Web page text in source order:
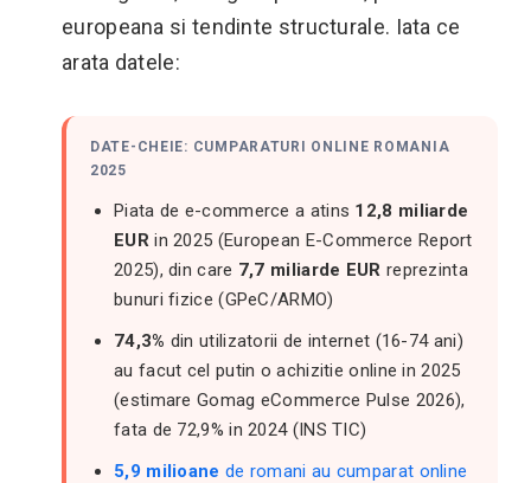
europeana si tendinte structurale. Iata ce
arata datele:
DATE-CHEIE: CUMPARATURI ONLINE ROMANIA
2025
Piata de e-commerce a atins 12,8 miliarde
EURin 2025 (European E-Commerce Report
2025), din care 7,7 miliarde EUR reprezinta
bunuri fizice (GPeC/ARMO)
74,3% din utilizatorii de internet (16-74 ani)
au facut cel putin o achizitie online in 2025
(estimare Gomag eCommerce Pulse 2026),
fata de 72,9% in 2024 (INS TIC)
5,9 milioane de romani au cumparat online